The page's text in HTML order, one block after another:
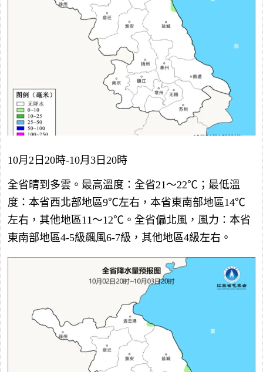
10月2日20時-10月3日20時
全省晴到多雲。最高溫度：全省21～22℃；最低溫
度：本省西北部地區9℃左右，本省東南部地區14℃
左右，其他地區11～12℃。全省偏北風，風力：本省
東南部地區4-5級飆風6-7級，其他地區4級左右。